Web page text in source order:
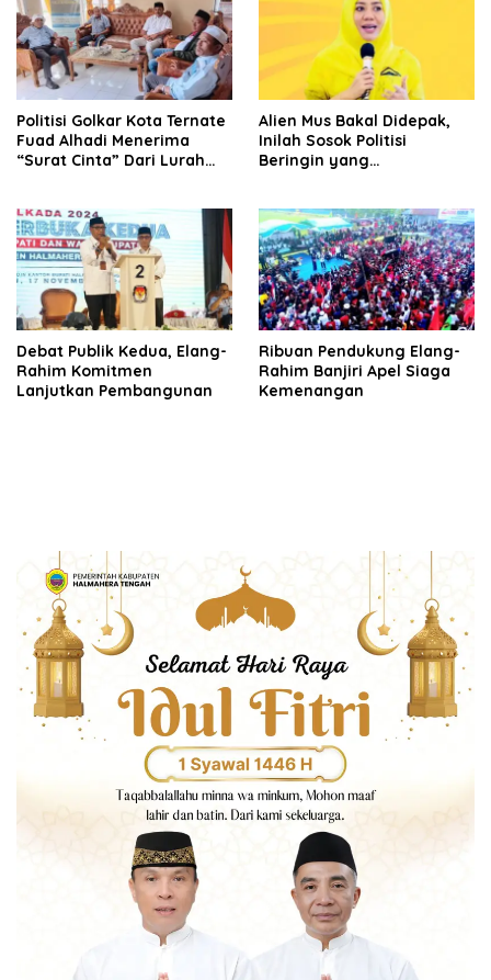
Politisi Golkar Kota Ternate
Fuad Alhadi Menerima
“Surat Cinta” Dari Lurah
Alien Mus Bakal Didepak,
Inilah Sosok Politisi
Beringin yang
Debat Publik Kedua, Elang-
Rahim Komitmen
Lanjutkan Pembangunan
Ribuan Pendukung Elang-
Rahim Banjiri Apel Siaga
Kemenangan